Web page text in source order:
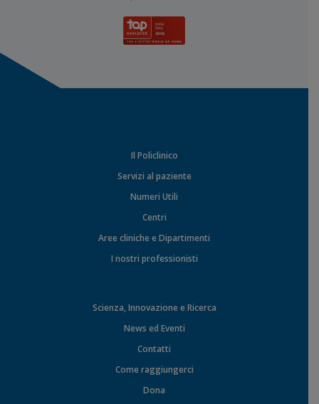
Il Policlinico
Servizi al paziente
Numeri Utili
Centri
Aree cliniche e Dipartimenti
I nostri professionisti
Scienza, Innovazione e Ricerca
News ed Eventi
Contatti
Come raggiungerci
Dona